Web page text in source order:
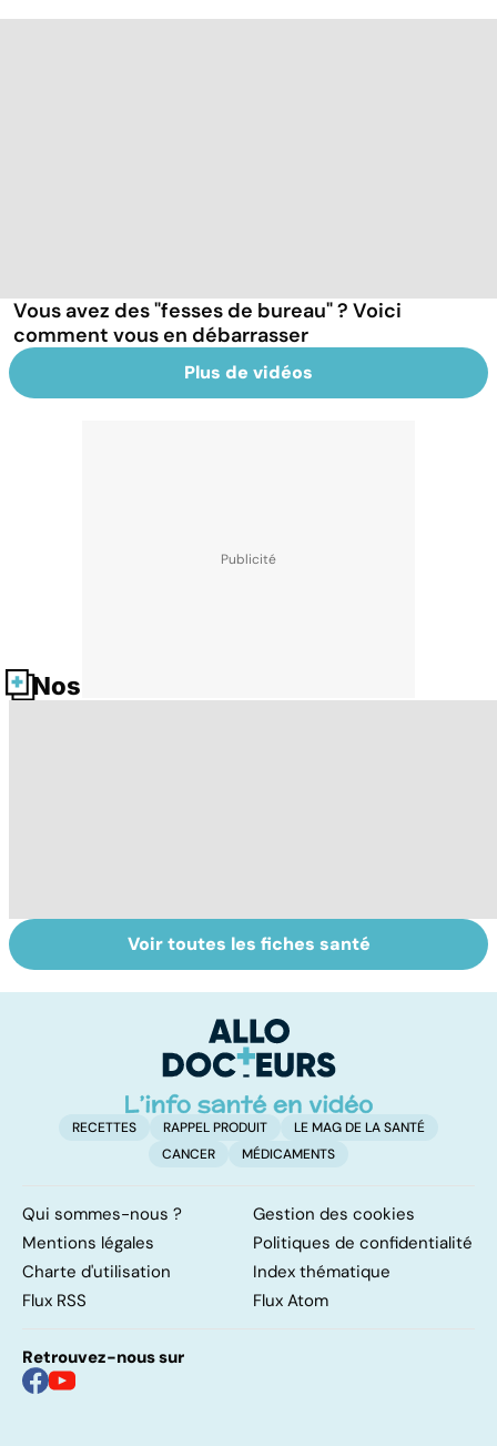
Vous avez des "fesses de bureau" ? Voici
comment vous en débarrasser
Plus de vidéos
Nos fiches santé
Burn-out :
l'épuisement
Vivre après un
cancer
Voir toutes les fiches santé
RECETTES RAPPEL PRODUIT
LE MAG DE LA SANTÉ
CANCER
MÉDICAMENTS
Qui sommes-nous ?
Gestion des cookies
Mentions légales
Politiques de confidentialité
Charte d'utilisation
Index thématique
Flux RSS
Flux Atom
Retrouvez-nous sur